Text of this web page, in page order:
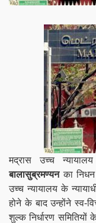
मद्रास उच्च
बालासुब्रमण्यनका निधन
उच्च न्यायालय के
होने के बाद उन्होंने स्व-
शुल्क निर्धारण